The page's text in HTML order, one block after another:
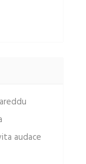
audace